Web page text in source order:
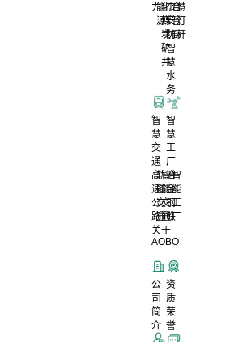
力能
源
化
煤
炭
矿
井
市
安
防
合
管
廊
慧
灯
杆
智
慧
水
务
智
慧
交
通
高
速
公
路
轨
道
交
通
智
能
交
通
智
慧
工
厂
冶
金
钢
铁
智
能
工
厂
关于
AOBO
公
司
简
介
资
质
荣
誉